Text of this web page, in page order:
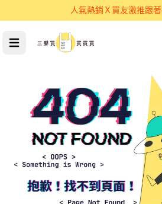
人氣熱銷Ｘ買友激推跟